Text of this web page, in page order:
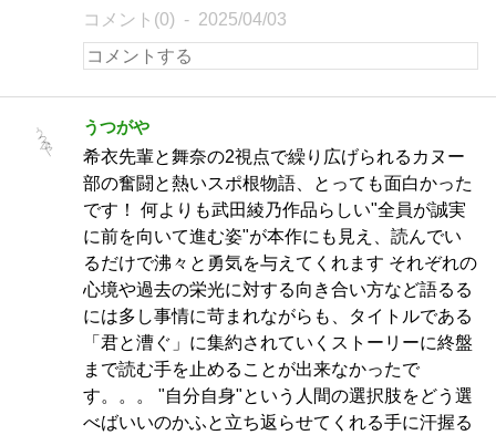
コメント(0) 2025/04/03
うつがや
希衣先輩と舞奈の2視点で繰り広げられるカヌー
部の奮闘と熱いスポ根物語、とっても面白かった
です！ 何よりも武田綾乃作品らしい"全員が誠実
に前を向いて進む姿"が本作にも見え、読んでい
るだけで沸々と勇気を与えてくれます それぞれの
心境や過去の栄光に対する向き合い方など語るる
には多し事情に苛まれながらも、タイトルである
「君と漕ぐ」に集約されていくストーリーに終盤
まで読む手を止めることが出来なかったで
す。。。 "自分自身"という人間の選択肢をどう選
べばいいのかふと立ち返らせてくれる手に汗握る